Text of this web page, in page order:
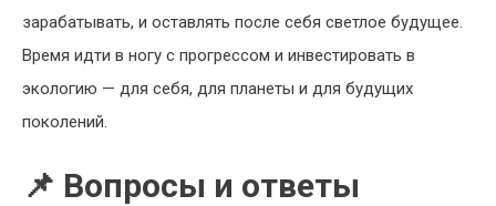
зарабатывать, и оставлять после себя светлое будущее.
Время идти в ногу с прогрессом и инвестировать в
экологию — для себя, для планеты и для будущих
поколений.
📌 Вопросы и ответы